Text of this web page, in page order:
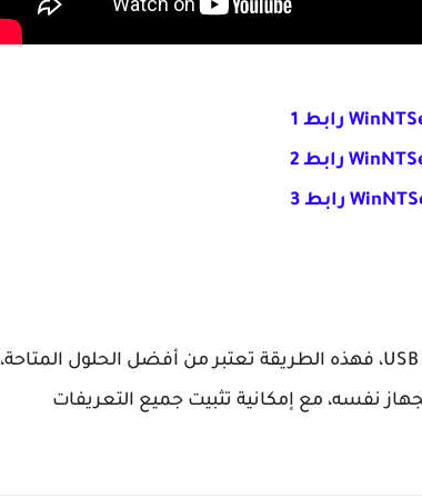
إذا كنت ترغب في تثبيت ويندوز 11 أو ويندوز 10 بدون فلاشة USB، فهذه الطريقة تعتبر من أفضل الحلول المتاحة،
نفسه، مع إمكانية تثبيت جميع التعريفات